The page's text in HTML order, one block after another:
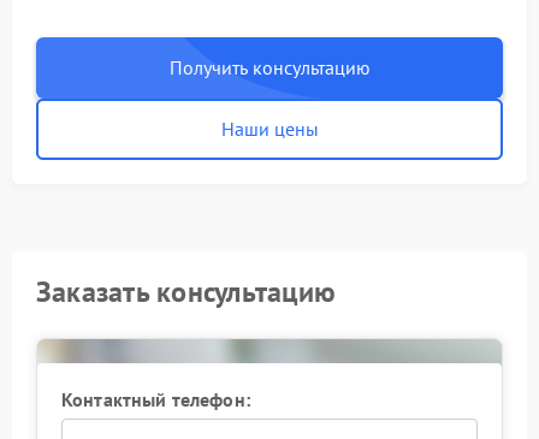
Получить консультацию
Наши цены
Заказать консультацию
Контактный телефон: